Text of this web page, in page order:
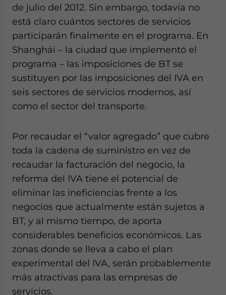
de julio del 2012. Sin embargo, todavía no
está claro cuántos sectores de servicios
participarán finalmente en el programa. En
Shanghái – la ciudad que implementó el
programa – las imposiciones de BT se
sustituyen por las imposiciones del IVA en
seis sectores de servicios modernos, así
como el sector del transporte.
Por recaudar el “valor agregado” que cubre
toda la cadena de suministro en vez de
recaudar la facturación del negocio, la
reforma del IVA tiene el potencial de
eliminar las ineficiencias frente a los
negocios que actualmente están sujetos a
BT, y al mismo tiempo, de aporta
considerables beneficios económicos. Las
zonas donde se lleva a cabo el plan
experimental del IVA, serán probablemente
más atractivas para las empresas de
servicios.
- case sensitive